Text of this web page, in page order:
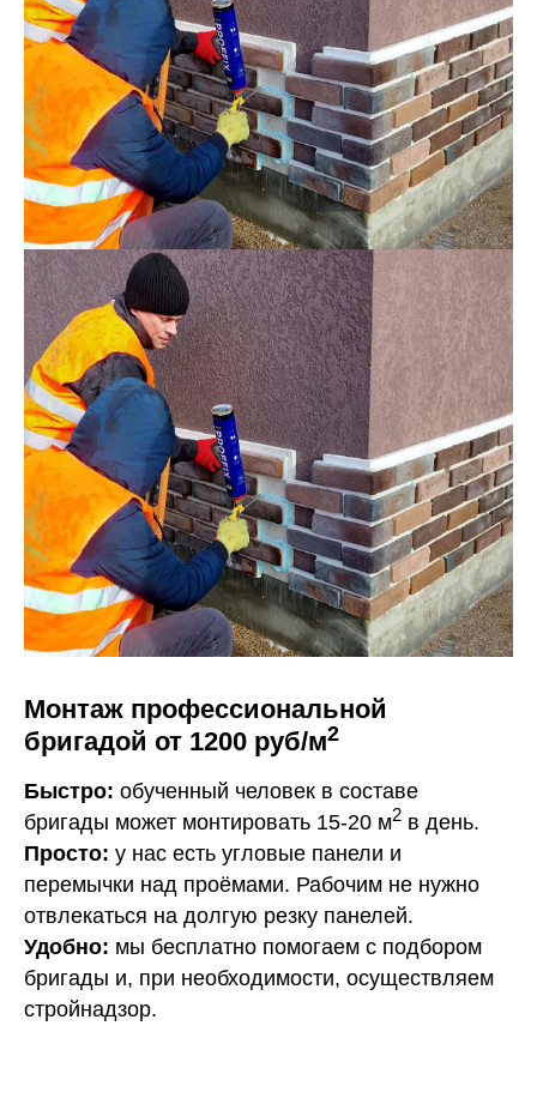
Монтаж профессиональной
бригадой от 1200 руб/м2
Быстро: обученный человек в составе
бригады может монтировать 15-20 м2 в день.
Просто: у нас есть угловые панели и
перемычки над проёмами. Рабочим не нужно
отвлекаться на долгую резку панелей.
Удобно: мы бесплатно помогаем с подбором
бригады и, при необходимости, осуществляем
стройнадзор.